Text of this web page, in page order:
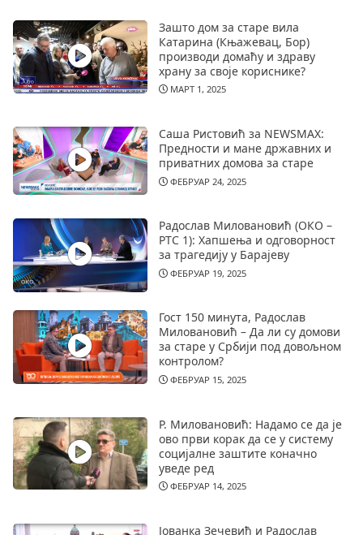
Зашто дом за старе вила
Катарина (Књажевац, Бор)
производи домаћу и здраву
храну за своје кориснике?
МАРТ 1, 2025
Саша Ристовић за NEWSMAX:
Предности и мане државних и
приватних домова за старе
ФЕБРУАР 24, 2025
Радослав Миловановић (ОКО –
РТС 1): Хапшења и одговорност
за трагедију у Барајеву
ФЕБРУАР 19, 2025
Гост 150 минута, Радослав
Миловановић – Да ли су домови
за старе у Србији под довољном
контролом?
ФЕБРУАР 15, 2025
Р. Миловановић: Надамо се да је
ово први корак да се у систему
социјалне заштите коначно
уведе ред
ФЕБРУАР 14, 2025
Јованка Зечевић и Радослав